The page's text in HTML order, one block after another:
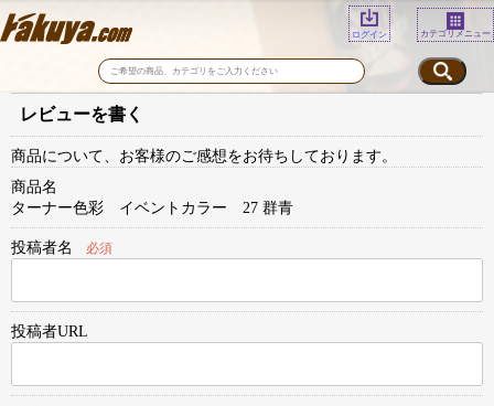
ログイン カテゴリメニュー
レビューを書く
商品について、お客様のご感想をお待ちしております。
商品名
ターナー色彩 イベントカラー 27 群青
投稿者名 必須
投稿者URL